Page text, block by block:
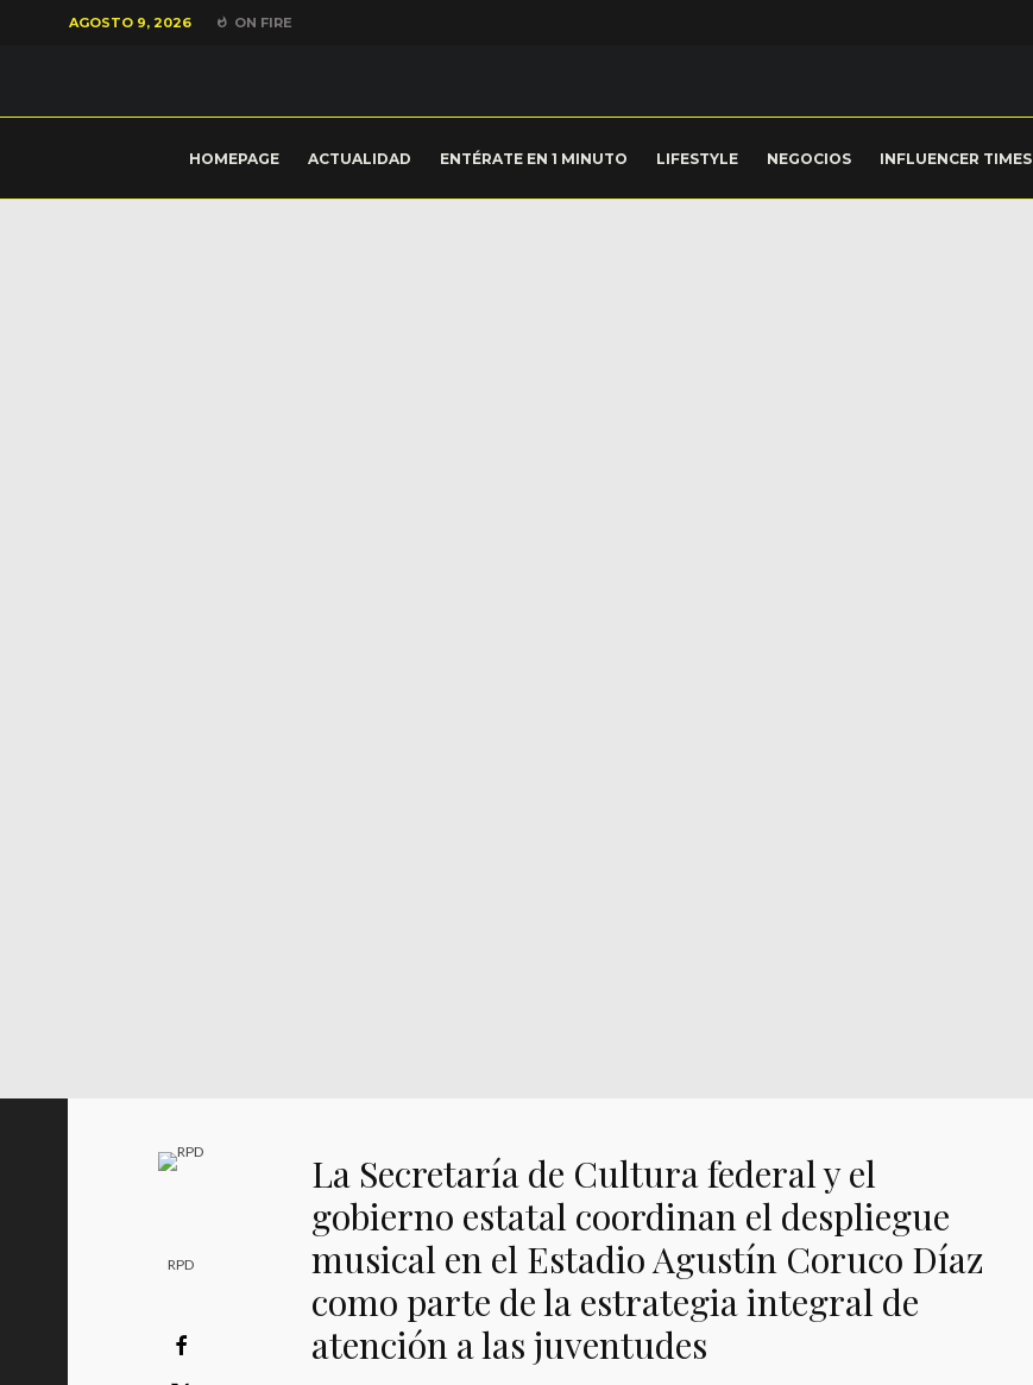
AGOSTO 9, 2026 ON FIRE
HOMEPAGE ACTUALIDAD ENTÉRATE EN 1 MINUTO LIFESTYLE NEGOCIOS INFLUENCER TIMES
RPD
La Secretaría de Cultura federal y el
gobierno estatal coordinan el despliegue
musical en el Estadio Agustín Coruco Díaz
como parte de la estrategia integral de
atención a las juventudes